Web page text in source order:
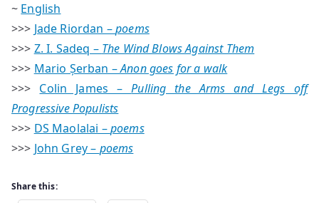
~ English
>>> Jade Riordan –poems
>>> Z. I. Sadeq – The Wind Blows Against Them
>>> Mario Șerban –Anon goes for a walk
>>> Colin James –Pulling the Arms and Legs off
Progressive Populists
>>> DS Maolalai –poems
>>> John Grey – poems
Share this: